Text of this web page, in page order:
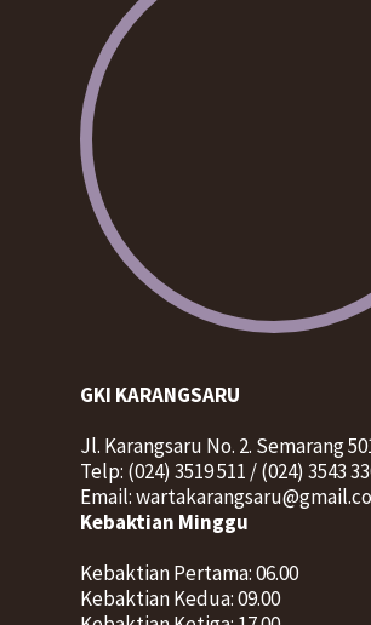
GKI KARANGSARU
Jl. Karangsaru No. 2. Semarang
Telp: (024) 3519 511 / (024) 3543
Email:
Kebaktian Minggu
Kebaktian Pertama: 06.00
Kebaktian Kedua: 09.00